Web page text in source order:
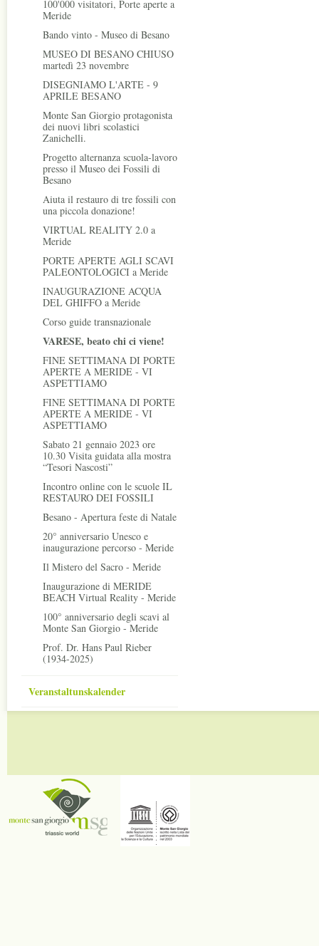
100'000 visitatori, Porte aperte a
Meride
Bando vinto - Museo di Besano
MUSEO DI BESANO CHIUSO
martedì 23 novembre
DISEGNIAMO L'ARTE - 9
APRILE BESANO
Monte San Giorgio protagonista
dei nuovi libri scolastici
Zanichelli.
Progetto alternanza scuola-lavoro
presso il Museo dei Fossili di
Besano
Aiuta il restauro di tre fossili con
una piccola donazione!
VIRTUAL REALITY 2.0 a
Meride
PORTE APERTE AGLI SCAVI
PALEONTOLOGICI a Meride
INAUGURAZIONE ACQUA
DEL GHIFFO a Meride
Corso guide transnazionale
VARESE, beato chi ci viene!
FINE SETTIMANA DI PORTE
APERTE A MERIDE - VI
ASPETTIAMO
FINE SETTIMANA DI PORTE
APERTE A MERIDE - VI
ASPETTIAMO
Sabato 21 gennaio 2023 ore
10.30 Visita guidata alla mostra
“Tesori Nascosti”
Incontro online con le scuole IL
RESTAURO DEI FOSSILI
Besano - Apertura feste di Natale
20° anniversario Unesco e
inaugurazione percorso - Meride
Il Mistero del Sacro - Meride
Inaugurazione di MERIDE
BEACH Virtual Reality - Meride
100° anniversario degli scavi al
Monte San Giorgio - Meride
Prof. Dr. Hans Paul Rieber
(1934-2025)
Veranstaltunskalender